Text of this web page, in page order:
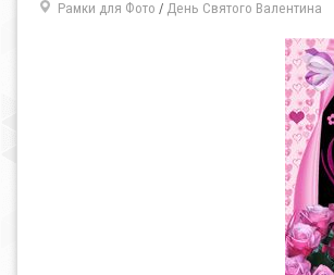
Рамки для Фото / День Святого Валентина